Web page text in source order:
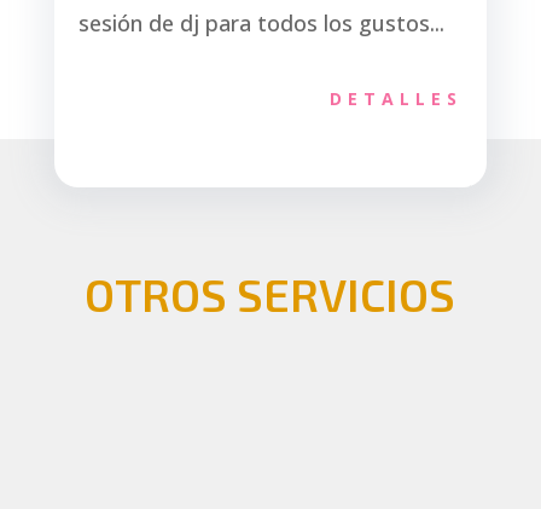
sesión de dj para todos los gustos...
DETALLES
OTROS SERVICIOS